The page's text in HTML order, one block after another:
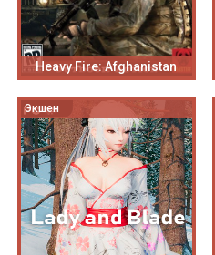
Heavy Fire: Afghanistan
Экшен